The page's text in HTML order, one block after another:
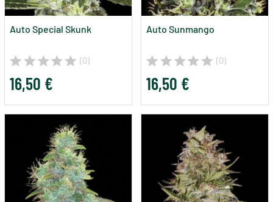
Auto Special Skunk
(0)
16,50 €
Auto Sunmango
(0)
16,50 €